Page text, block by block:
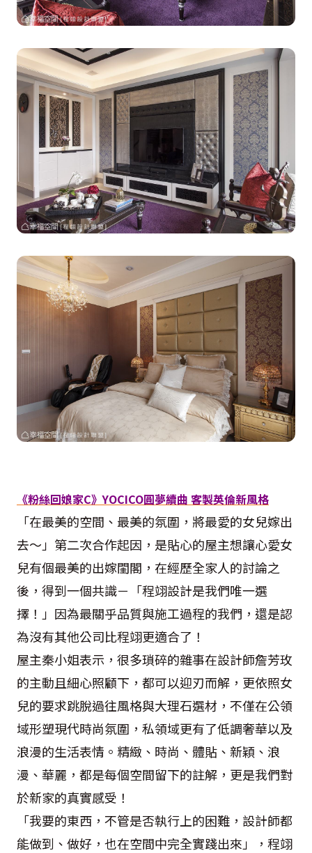
《粉絲回娘家C》YOCICO圓夢續曲 客製英倫新風格
「在最美的空間、最美的氛圍，將最愛的女兒嫁出
去〜」第二次合作起因，是貼心的屋主想讓心愛女
兒有個最美的出嫁閨閣，在經歷全家人的討論之
後，得到一個共識－「程翊設計是我們唯一選
擇！」因為最關乎品質與施工過程的我們，還是認
為沒有其他公司比程翊更適合了！
屋主秦小姐表示，很多瑣碎的雜事在設計師詹芳玫
的主動且細心照顧下，都可以迎刃而解，更依照女
兒的要求跳脫過往風格與大理石選材，不僅在公領
域形塑現代時尚氛圍，私領域更有了低調奢華以及
浪漫的生活表情。精緻、時尚、體貼、新穎、浪
漫、華麗，都是每個空間留下的註解，更是我們對
於新家的真實感受！
「我要的東西，不管是否執行上的困難，設計師都
能做到、做好，也在空間中完全實踐出來」，程翊